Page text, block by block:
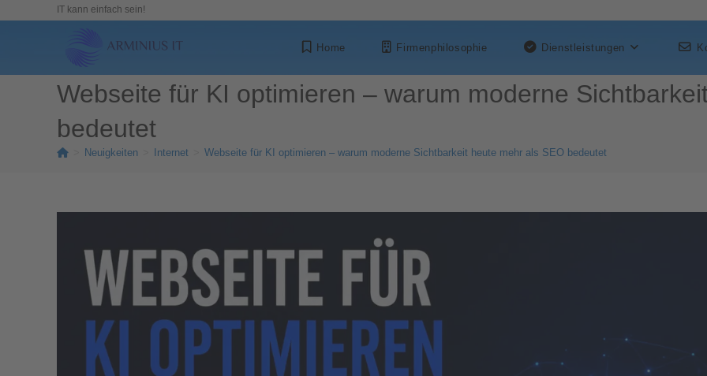
IT kann einfach sein!
Home Firmenphilosophie Dienstleistungen
Webseite für KI optimieren – warum moderne
bedeutet
Neuigkeiten Internet Webseite für KI optimieren – warum moderne Sichtbarkeit heute mehr als SEO bedeutet